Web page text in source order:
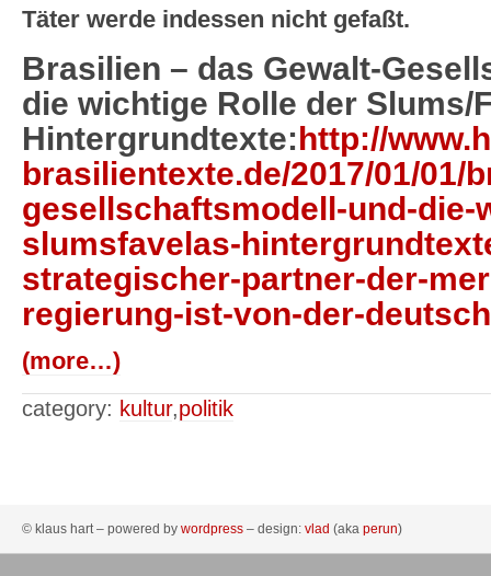
Täter werde indessen nicht gefaßt.
Brasilien – das Gewalt-
die wichtige Rolle der Slums/
Hintergrundtexte:http://
brasilientexte.de/2017/01/01/
gesellschaftsmodell-und-die-
slumsfavelas-
strategischer-partner-der-
regierung-ist-von-der-
(more…)
category: kultur,politik
© klaus hart – powered by wordpress – design: vlad (aka perun)